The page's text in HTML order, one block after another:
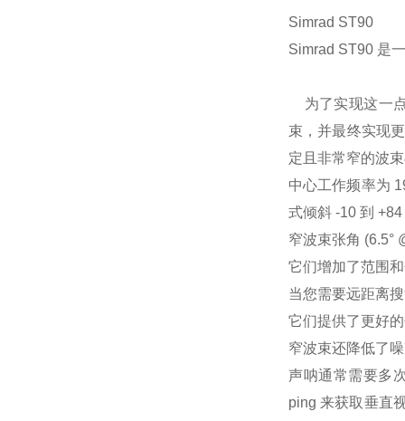
Simrad ST90
Simrad ST90 是
为了实现这一
束，并最终实现
定且非常窄的波
中心工作频率为
式倾斜 -10 到
窄波束张角 (6.5°
它们增加了范围
当您需要远距离
它们提供了更好
窄波束还降低了
声呐通常需要多
ping 来获取垂直